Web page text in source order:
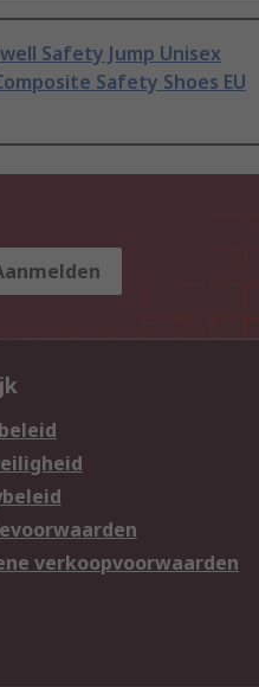
Safety Jump Unisex
Safety Shoes EU
verkoopvoorwaarden